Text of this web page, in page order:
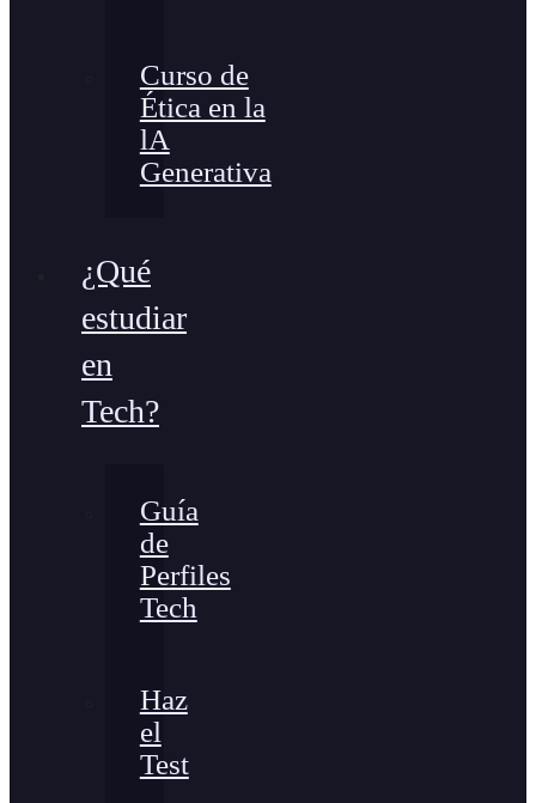
Curso de
Ética en la
lA
Generativa
¿Qué
estudiar
en
Tech?
Guía
de
Perfiles
Tech
Haz
el
Test